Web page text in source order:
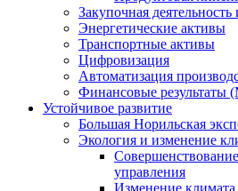
Закупочная
Энергетические активы
Транспортные активы
Цифровизация
Автоматизация
Финансовые результаты
Устойчивое развитие
Большая Норильская
Экология и изменение
управления
Изменение климата